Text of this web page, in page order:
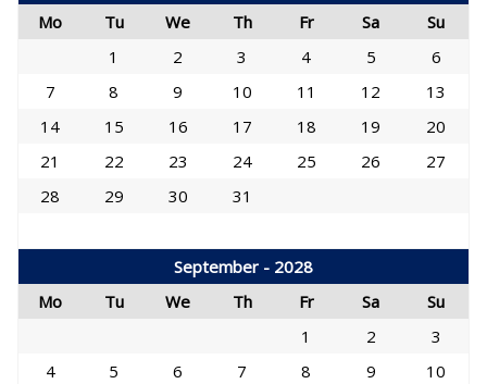
Mo
Tu We Th Fr Sa
Su
1
2 3 4 5
6
7
8 9 10 11 12
13
14
15 16 17 18 19
20
21
22 23 24 25 26
27
28
29 30 31
September - 2028
Mo
Tu We Th Fr Sa
Su
1
2
3
4
5 6 7 8 9
10